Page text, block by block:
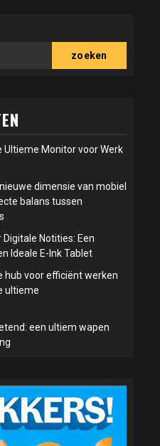
zoeken
Ultieme Monitor voor Werk
dimensie van mobiel
balans tussen
Notities: Een
Ideale E-Ink Tablet
voor efficiënt werken
ultieme
een ultiem wapen